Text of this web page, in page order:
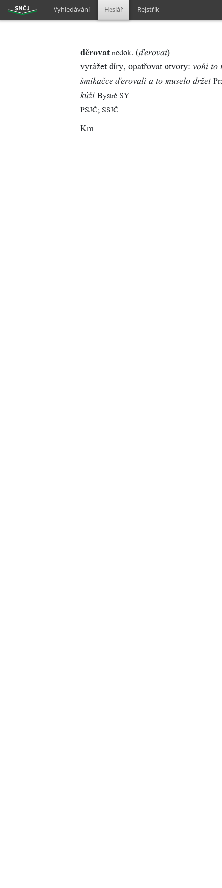
Vyhledávání Heslář Rejstřík
děrovat nedok. (ďerovat)
vyrážet díry, opatřovat otvory: voňi to
šmikačce ďerovali a to muselo držet
kúži Bystré SY
PSJČ; SSJČ
Km